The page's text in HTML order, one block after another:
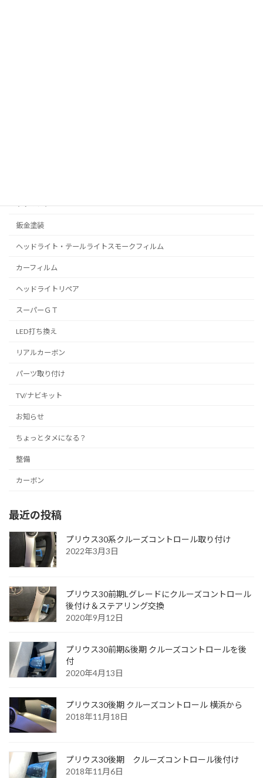
ラッピング
鈑金塗装
ヘッドライト・テールライトスモークフィルム
カーフィルム
ヘッドライトリペア
スーパーＧＴ
LED打ち換え
リアルカーボン
パーツ取り付け
TV/ナビキット
お知らせ
ちょっとタメになる？
整備
カーボン
最近の投稿
プリウス30系クルーズコントロール取り付け
2022年3月3日
プリウス30前期Lグレードにクルーズコントロール
後付け＆ステアリング交換
2020年9月12日
プリウス30前期&後期 クルーズコントロールを後
付
2020年4月13日
プリウス30後期 クルーズコントロール 横浜から
2018年11月18日
プリウス30後期 クルーズコントロール後付け
2018年11月6日